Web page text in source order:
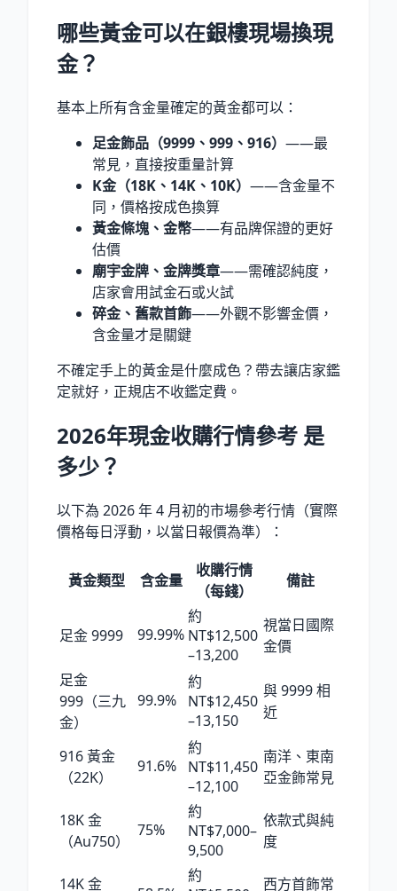
哪些黃金可以在銀樓現場換現
金？
基本上所有含金量確定的黃金都可以：
足金飾品（9999、999、916） ——最
常見，直接按重量計算
K金（18K、14K、10K） ——含金量不
同，價格按成色換算
黃金條塊、金幣——有品牌保證的更好
估價
廟宇金牌、金牌獎章——需確認純度，
店家會用試金石或火試
碎金、舊款首飾——外觀不影響金價，
含金量才是關鍵
不確定手上的黃金是什麼成色？帶去讓店家鑑
定就好，正規店不收鑑定費。
2026年現金收購行情參考 是
多少？
以下為 2026 年 4 月初的市場參考行情（實際
價格每日浮動，以當日報價為準）：
黃金類型 含金量
收購行情
（每錢）
備註
足金 9999 99.99%
約
NT$12,500
–13,200
視當日國際
金價
足金
999（三九
金）
99.9%
約
NT$12,450
–13,150
與 9999 相
近
916 黃金
（22K）
91.6%
約
NT$11,450
–12,100
南洋、東南
亞金飾常見
18K 金
（Au750）
75%
約
NT$7,000–
9,500
依款式與純
度
14K 金
約
西方首飾常